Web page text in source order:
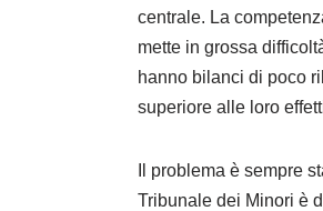
centrale. La
mette in grossa
hanno bilanci di poco
superiore alle loro
Il problema è sempre
Tribunale dei Minori è